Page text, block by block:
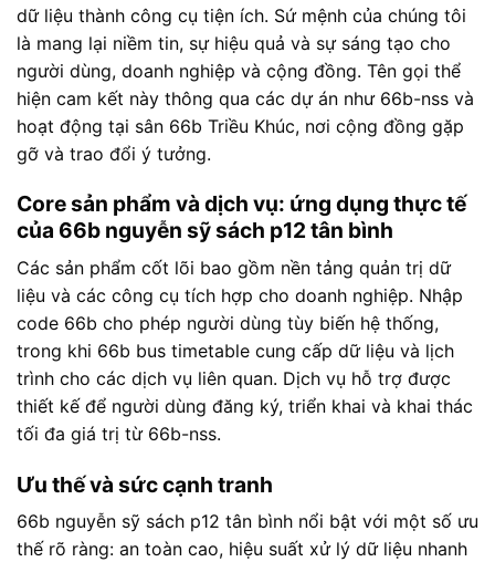
dữ liệu thành công cụ tiện ích. Sứ mệnh của chúng tôi
là mang lại niềm tin, sự hiệu quả và sự sáng tạo cho
người dùng, doanh nghiệp và cộng đồng. Tên gọi thể
hiện cam kết này thông qua các dự án như 66b-nss và
hoạt động tại sân 66b Triều Khúc, nơi cộng đồng gặp
gỡ và trao đổi ý tưởng.
Core sản phẩm và dịch vụ: ứng dụng thực tế
của 66b nguyễn sỹ sách p12 tân bình
Các sản phẩm cốt lõi bao gồm nền tảng quản trị dữ
liệu và các công cụ tích hợp cho doanh nghiệp. Nhập
code 66b cho phép người dùng tùy biến hệ thống,
trong khi 66b bus timetable cung cấp dữ liệu và lịch
trình cho các dịch vụ liên quan. Dịch vụ hỗ trợ được
thiết kế để người dùng đăng ký, triển khai và khai thác
tối đa giá trị từ 66b-nss.
Ưu thế và sức cạnh tranh
66b nguyễn sỹ sách p12 tân bình nổi bật với một số ưu
thế rõ ràng: an toàn cao, hiệu suất xử lý dữ liệu nhanh